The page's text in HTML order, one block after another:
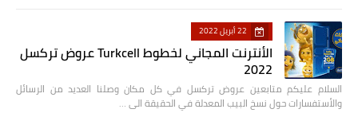
22 أبريل 2022
الأنترنت المجاني لخطوط Turkcell عروض تركسل
2022
السلام عليكم متابعين عروض تركسل في كل مكان وصلنا العديد من الرسائل
والأستفسارات حول نسخ البيب المعدلة في الحقيقة الى …